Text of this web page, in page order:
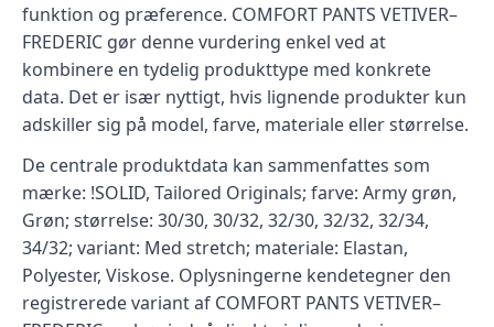
funktion og præference. COMFORT PANTS VETIVER–
FREDERIC gør denne vurdering enkel ved at
kombinere en tydelig produkttype med konkrete
data. Det er især nyttigt, hvis lignende produkter kun
adskiller sig på model, farve, materiale eller størrelse.
De centrale produktdata kan sammenfattes som
mærke: !SOLID, Tailored Originals; farve: Army grøn,
Grøn; størrelse: 30/30, 30/32, 32/30, 32/32, 32/34,
34/32; variant: Med stretch; materiale: Elastan,
Polyester, Viskose. Oplysningerne kendetegner den
registrerede variant af COMFORT PANTS VETIVER–